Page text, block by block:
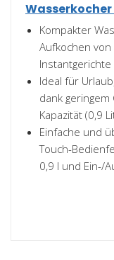
Kompakter
Aufkochen
Instantgerichte
Ideal für
dank
Kapazität (0,9
Einfache und
Touch-
0,9 l und Ein-/